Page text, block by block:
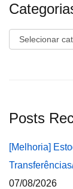
Categorias
Posts
[Melhoria]
07/08/2026